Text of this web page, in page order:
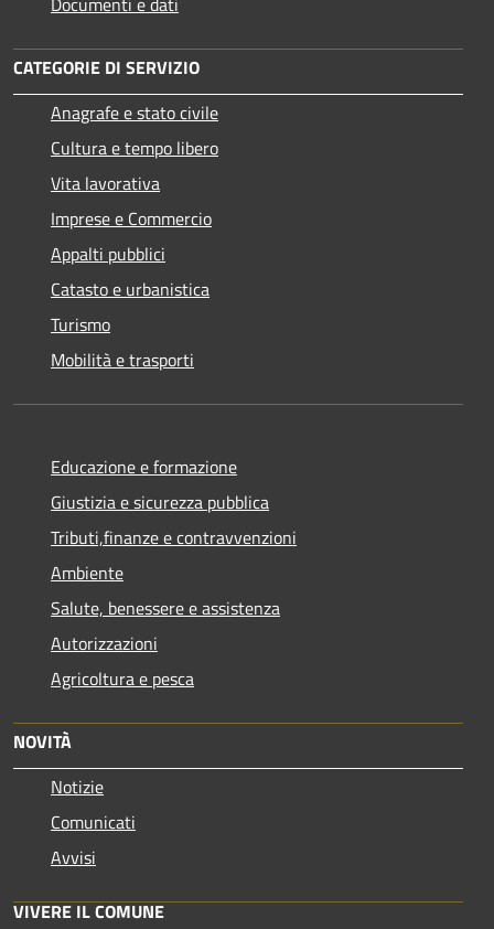
CATEGORIE DI SERVIZIO
Anagrafe e stato civile
Cultura e tempo libero
Vita lavorativa
Imprese e Commercio
Appalti pubblici
Catasto e urbanistica
Turismo
Mobilità e trasporti
Educazione e formazione
Giustizia e sicurezza pubblica
Tributi,finanze e contravvenzioni
Ambiente
Salute, benessere e assistenza
Autorizzazioni
Agricoltura e pesca
NOVITÀ
Notizie
Comunicati
Avvisi
VIVERE IL COMUNE